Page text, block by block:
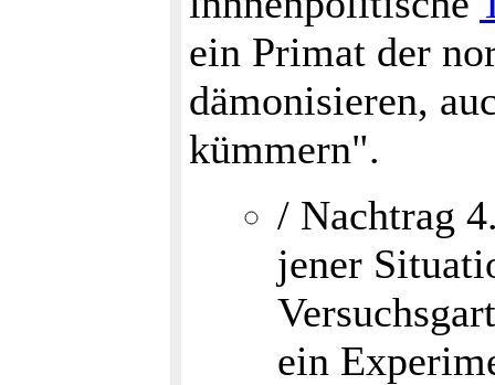
ein Primat der
dämonisieren,
kümmern".
/ Nachtrag
jener
ein